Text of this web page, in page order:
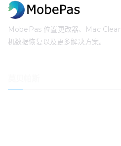
MobePas 位置更改器、Mac
机数据恢复以及更多解决方案。